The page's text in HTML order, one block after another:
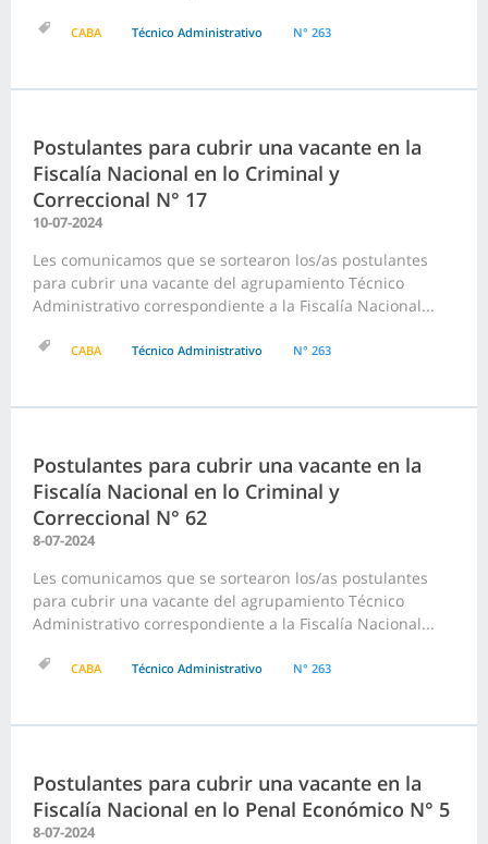
CABA Técnico Administrativo N° 263
Postulantes para cubrir una vacante en la
Fiscalía Nacional en lo Criminal y
Correccional N° 17
10-07-2024
Les comunicamos que se sortearon los/as postulantes
para cubrir una vacante del agrupamiento Técnico
Administrativo correspondiente a la Fiscalía Nacional...
CABA Técnico Administrativo N° 263
Postulantes para cubrir una vacante en la
Fiscalía Nacional en lo Criminal y
Correccional N° 62
8-07-2024
Les comunicamos que se sortearon los/as postulantes
para cubrir una vacante del agrupamiento Técnico
Administrativo correspondiente a la Fiscalía Nacional...
CABA Técnico Administrativo N° 263
Postulantes para cubrir una vacante en la
Fiscalía Nacional en lo Penal Económico N° 5
8-07-2024